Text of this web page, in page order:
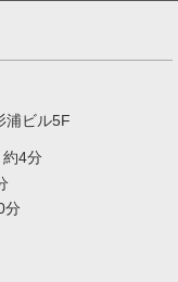
浦ビル5F
約4分
分